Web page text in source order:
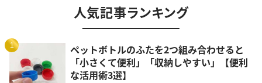
人気記事ランキング
1
ペットボトルのふたを2つ組み合わせると
「小さくて便利」「収納しやすい」【便利
な活用術3選】